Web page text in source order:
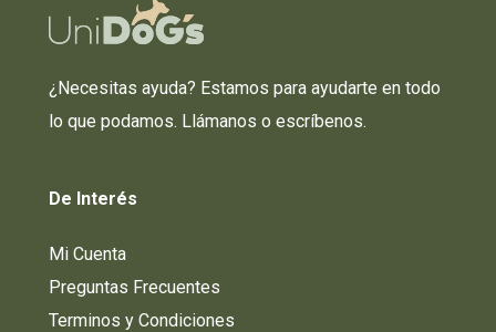
¿Necesitas ayuda? Estamos para ayudarte en todo
lo que podamos. Llámanos o escríbenos.
De Interés
Mi Cuenta
Preguntas Frecuentes
Terminos y Condiciones